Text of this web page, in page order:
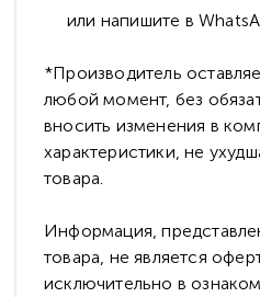
или напишите в
*Производитель
любой момент, без
вносить изменения в
характеристики, не
товара.
Информация,
товара, не является
исключительно в